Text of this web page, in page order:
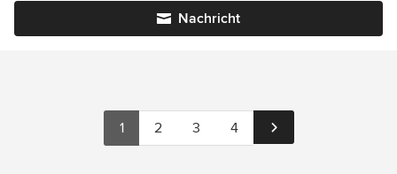
Nachricht
1 2 3 4